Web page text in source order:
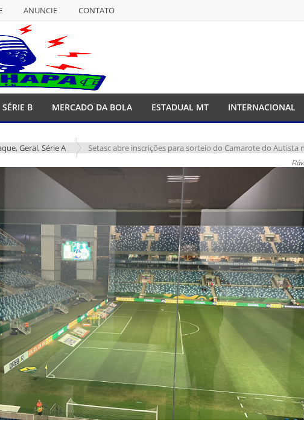
ANUNCIE
CONTATO
ANUNCIE
SÉRIE B MERCADO DA BOLA ESTADUAL MT INTERNACIONAL
,Geral,Série A Setasc abre inscrições para sorteio do Camarote do